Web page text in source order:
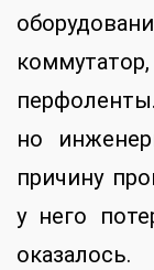
но
причину
у него